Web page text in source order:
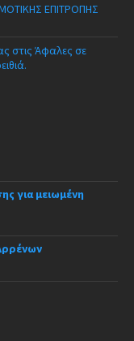
ΕΠΙΤΡΟΠΗΣ
στις Άφαλες σε
για μειωμένη